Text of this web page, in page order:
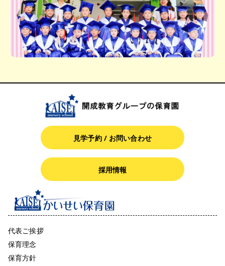
見学予約 / お問い合わせ
採用情報
代表ご挨拶
保育理念
保育方針